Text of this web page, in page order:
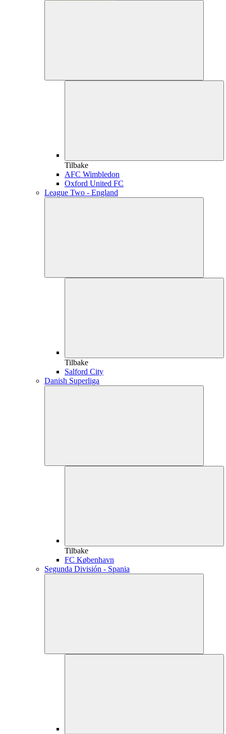
Tilbake
AFC Wimbledon
Oxford United FC
League Two - England
Tilbake
Salford City
Danish Superliga
Tilbake
FC København
Segunda División - Spania